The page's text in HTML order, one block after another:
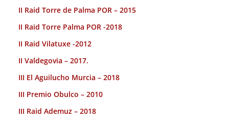
II Raid Torre de Palma POR – 2015
II Raid Torre Palma POR -2018
II Raid Vilatuxe -2012
II Valdegovia – 2017.
III El Aguilucho Murcia – 2018
III Premio Obulco – 2010
III Raid Ademuz – 2018